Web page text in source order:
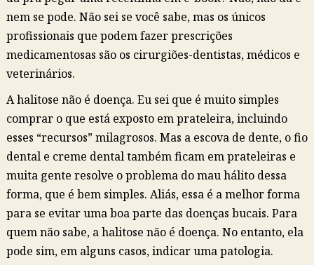
nem se pode. Não sei se você sabe, mas os únicos
profissionais que podem fazer prescrições
medicamentosas são os cirurgiões-dentistas, médicos e
veterinários.
A halitose não é doença. Eu sei que é muito simples
comprar o que está exposto em prateleira, incluindo
esses “recursos” milagrosos. Mas a escova de dente, o fio
dental e creme dental também ficam em prateleiras e
muita gente resolve o problema do mau hálito dessa
forma, que é bem simples. Aliás, essa é a melhor forma
para se evitar uma boa parte das doenças bucais. Para
quem não sabe, a halitose não é doença. No entanto, ela
pode sim, em alguns casos, indicar uma patologia.